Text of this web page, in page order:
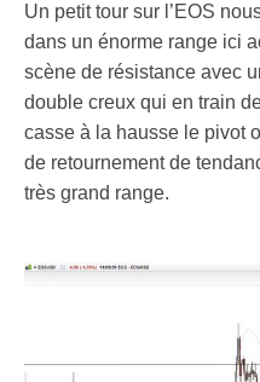
Un petit tour sur l’EOS
dans un énorme range ici
scène de résistance avec
double creux qui en train
casse à la hausse le pivot
de retournement de
très grand range.